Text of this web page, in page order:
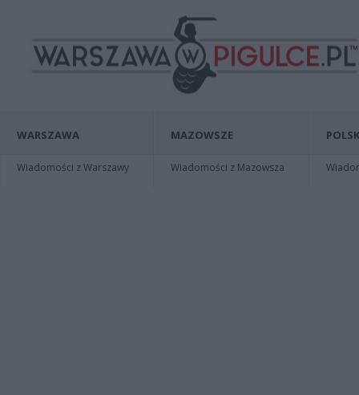
WARSZAWA
Wiadomości z Warszawy
MAZOWSZE
Wiadomości z Mazowsza